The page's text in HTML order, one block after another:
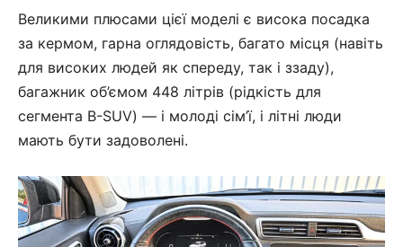
Великими плюсами цієї моделі є висока посадка
за кермом, гарна оглядовість, багато місця (навіть
для високих людей як спереду, так і ззаду),
багажник об’ємом 448 літрів (рідкість для
сегмента B-SUV) — і молоді сім’ї, і літні люди
мають бути задоволені.